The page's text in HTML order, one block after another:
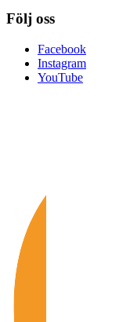
Följ oss
Facebook
Instagram
YouTube